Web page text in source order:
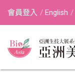
會員登入 English